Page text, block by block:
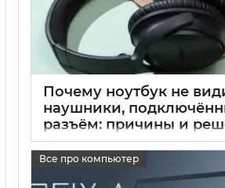
Почему ноутбук не
наушники,
разъём: причины и
17 05 2025 0
Все про компьютер